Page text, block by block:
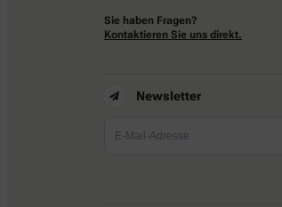
Sie haben Fragen?
Kontaktieren Sie uns direkt.
Newsletter